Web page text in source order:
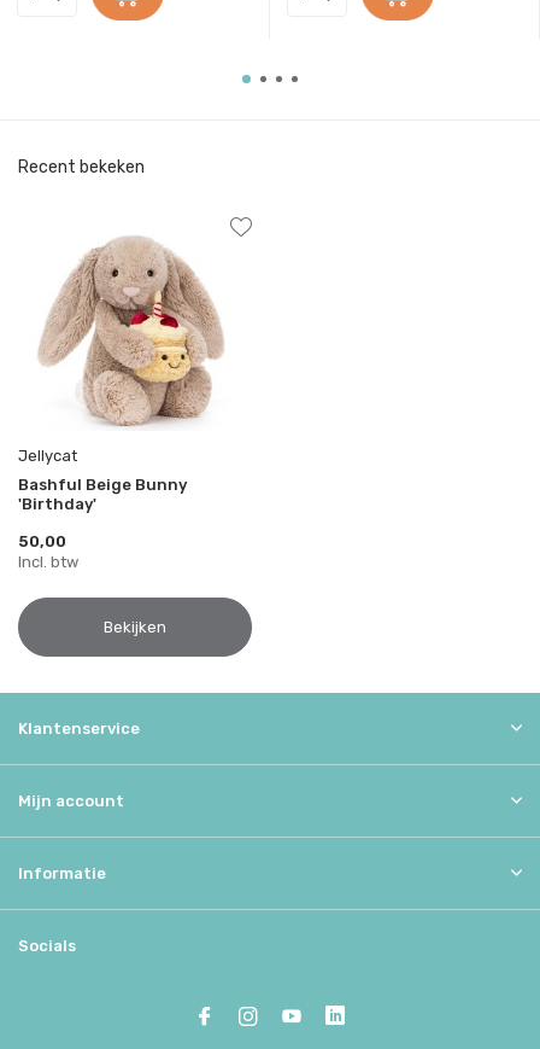
Recent bekeken
Jellycat
Bashful Beige Bunny
'Birthday'
50,00
Incl. btw
Bekijken
Klantenservice
Mijn account
Informatie
Socials